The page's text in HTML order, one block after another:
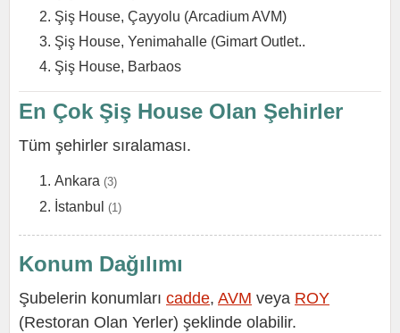
Şiş House, Çayyolu (Arcadium AVM)
Şiş House, Yenimahalle (Gimart Outlet..
Şiş House, Barbaos
En Çok Şiş House Olan Şehirler
Tüm şehirler sıralaması.
Ankara (3)
İstanbul (1)
Konum Dağılımı
Şubelerin konumları cadde, AVM veya ROY
(Restoran Olan Yerler) şeklinde olabilir.